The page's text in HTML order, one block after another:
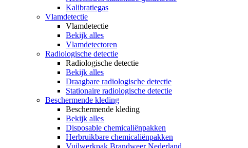
Kalibratiegas
Vlamdetectie
Vlamdetectie
Bekijk alles
Vlamdetectoren
Radiologische detectie
Radiologische detectie
Bekijk alles
Draagbare radiologische detectie
Stationaire radiologische detectie
Beschermende kleding
Beschermende kleding
Bekijk alles
Disposable chemicaliënpakken
Herbruikbare chemicaliënpakken
Vuilwerkpak Brandweer Nederland